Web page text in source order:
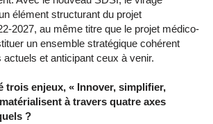
élément structurant du projet
2027, au même titre que le projet médico-
un ensemble stratégique cohérent
actuels et anticipant ceux à venir.
trois enjeux, « Innover, simplifier,
à travers quatre axes
?